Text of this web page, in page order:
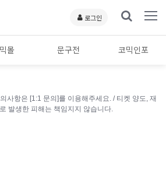
로그인
몰 문구전 코믹인포
사항은 [1:1 문의]를 이용해주세요. / 티켓 양도, 재
발생한 피해는 책임지지 않습니다.